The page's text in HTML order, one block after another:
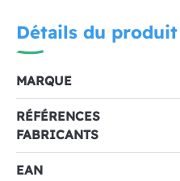
Détails du produit
MARQUE
RÉFÉRENCES
FABRICANTS
EAN